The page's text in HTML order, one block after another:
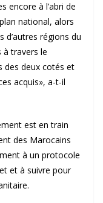
encore à l’abri de
national, alors
d’autres régions du
travers le
des deux cotés et
acquis», a-t-il
est en train
des Marocains
à un protocole
et à suivre pour